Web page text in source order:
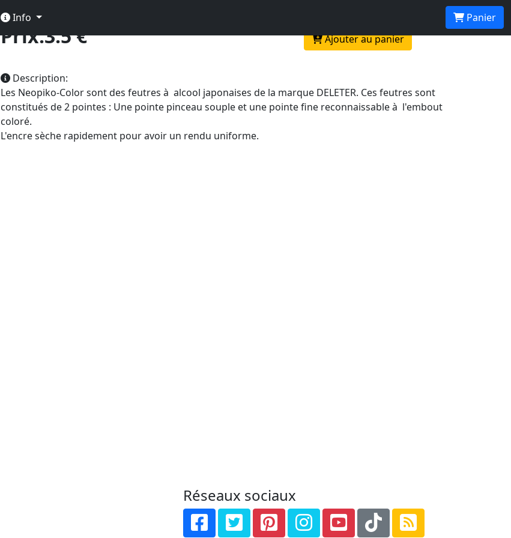
Info Panier
Prix:3.5 € Ajouter au panier
Description:
Les Neopiko-Color sont des feutres à alcool japonaises de la marque DELETER. Ces feutres sont
constitués de 2 pointes : Une pointe pinceau souple et une pointe fine reconnaissable à l'embout
coloré.
L'encre sèche rapidement pour avoir un rendu uniforme.
Réseaux sociaux